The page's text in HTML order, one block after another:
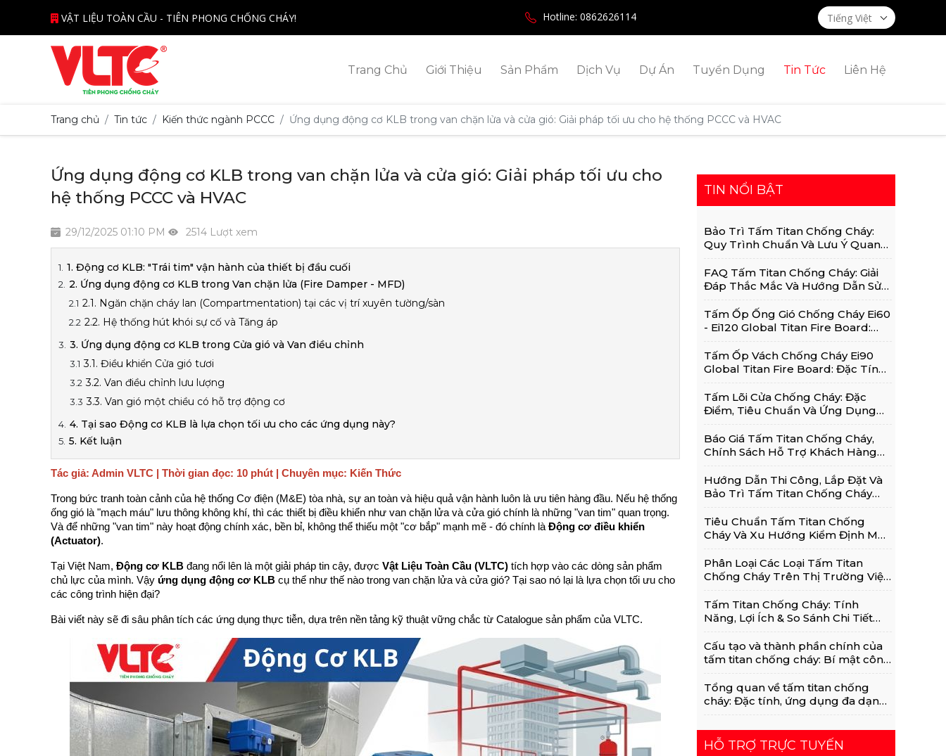
VẬT LIỆU TOÀN CẦU - TIÊN PHONG CHỐNG CHÁY! Hotline: 0862626114 Tiếng Việt
Trang Chủ Giới Thiệu Sản Phẩm Dịch Vụ Dự Án Tuyển Dụng Tin Tức Liên Hệ
Trang chủ Tin tức Kiến thức ngành PCCC Ứng dụng động cơ KLB trong van chặn lửa và cửa gió: Giải pháp tối ưu cho hệ thống PCCC và HVAC
Ứng dụng động cơ KLB trong van chặn lửa và cửa gió: Giải pháp tối ưu cho
hệ thống PCCC và HVAC
29/12/2025 01:10 PM 2514 Lượt xem
1. Động cơ KLB: "Trái tim" vận hành của thiết bị đầu cuối
2. Ứng dụng động cơ KLB trong Van chặn lửa (Fire Damper - MFD)
2.1. Ngăn chặn cháy lan (Compartmentation) tại các vị trí xuyên tường/sàn
2.2. Hệ thống hút khói sự cố và Tăng áp
3. Ứng dụng động cơ KLB trong Cửa gió và Van điều chỉnh
3.1. Điều khiển Cửa gió tươi
3.2. Van điều chỉnh lưu lượng
3.3. Van gió một chiều có hỗ trợ động cơ
4. Tại sao Động cơ KLB là lựa chọn tối ưu cho các ứng dụng này?
5. Kết luận
Tác giả: Admin VLTC | Thời gian đọc: 10 phút | Chuyên mục: Kiến Thức
Trong bức tranh toàn cảnh của hệ thống Cơ điện (M&E) tòa nhà, sự an toàn và hiệu quả vận hành luôn là ưu tiên hàng đầu. Nếu hệ thống
ống gió là "mạch máu" lưu thông không khí, thì các thiết bị điều khiển như van chặn lửa và cửa gió chính là những "van tim" quan trọng.
Và để những "van tim" này hoạt động chính xác, bền bỉ, không thể thiếu một "cơ bắp" mạnh mẽ - đó chính là Động cơ điều khiển
(Actuator).
Tại Việt Nam, Động cơ KLB đang nổi lên là một giải pháp tin cậy, được Vật Liệu Toàn Cầu (VLTC) tích hợp vào các dòng sản phẩm
chủ lực của mình. Vậy ứng dụng động cơ KLB cụ thể như thế nào trong van chặn lửa và cửa gió? Tại sao nó lại là lựa chọn tối ưu cho
các công trình hiện đại?
Bài viết này sẽ đi sâu phân tích các ứng dụng thực tiễn, dựa trên nền tảng kỹ thuật vững chắc từ Catalogue sản phẩm của VLTC.
TIN NỔI BẬT
Bảo Trì Tấm Titan Chống Cháy:
Quy Trình Chuẩn Và Lưu Ý Quan
FAQ Tấm Titan Chống Cháy: Giải
Đáp Thắc Mắc Và Hướng Dẫn Sử
Tấm Ốp Ống Gió Chống Cháy Ei60
- Ei120 Global Titan Fire Board:
Tấm Ốp Vách Chống Cháy Ei90
Global Titan Fire Board: Đặc Tính,
Tấm Lõi Cửa Chống Cháy: Đặc
Điểm, Tiêu Chuẩn Và Ứng Dụng
Báo Giá Tấm Titan Chống Cháy,
Chính Sách Hỗ Trợ Khách Hàng
Dụng Hiệu Quả
Hướng Dẫn Thi Công, Lắp Đặt Và
Bảo Trì Tấm Titan Chống Cháy
Tiêu Chuẩn Tấm Titan Chống
Cháy Và Xu Hướng Kiểm Định Mới
Phân Loại Các Loại Tấm Titan
Chống Cháy Trên Thị Trường Việt
Tấm Titan Chống Cháy: Tính
Năng, Lợi Ích & So Sánh Chi Tiết
Cấu tạo và thành phần chính của
tấm titan chống cháy: Bí mật công
Tổng quan về tấm titan chống
cháy: Đặc tính, ứng dụng đa dạng
HỖ TRỢ TRỰC TUYẾN